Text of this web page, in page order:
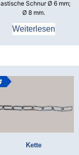
Schnur Ø 6 mm;
Ø 8 mm.
Weiterlesen
Kette